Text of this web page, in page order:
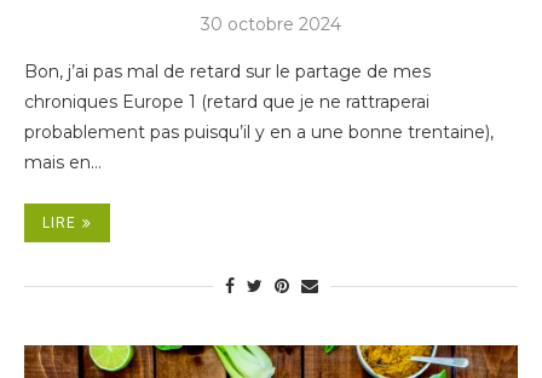
30 octobre 2024
Bon, j’ai pas mal de retard sur le partage de mes
chroniques Europe 1 (retard que je ne rattraperai
probablement pas puisqu’il y en a une bonne trentaine),
mais en…
LIRE